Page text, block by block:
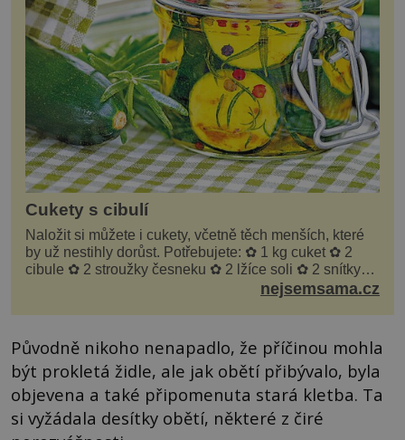
Cukety s cibulí
Naložit si můžete i cukety, včetně těch menších, které
by už nestihly dorůst. Potřebujete: ✿ 1 kg cuket ✿ 2
cibule ✿ 2 stroužky česneku ✿ 2 lžíce soli ✿ 2 snítky
kopru ✿ hrst petrželky Nálev: ✿ 400 m...nejsemsama.cz
Původně nikoho nenapadlo, že příčinou mohla
být prokletá židle, ale jak obětí přibývalo, byla
objevena a také připomenuta stará kletba. Ta
si vyžádala desítky obětí, některé z čiré